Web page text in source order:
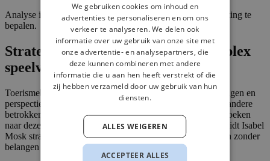
Analyse is daarbij geen eindpunt, maar een middel om richting te
bepalen.
Strategische begeleiding in een complex
speelveld
Toerismebeleid en citymarketing raken uiteenlopende belangen en
perspectieven. Bestuur, beleid, ondernemers, bewoners en andere
betrokken partijen kijken vaak vanuit verschillende invalshoeken
naar dezelfde vraagstukken. Juist in die complexiteit begeleidt Isabel
Mosk strategische processen waarin richting wordt gegeven zonder
belangen te versimpelen.
We gebruiken cookies om inhoud en
advertenties te personaliseren en om ons
verkeer te analyseren. We delen ook
informatie over uw gebruik van onze site met
onze advertentie- en analysepartners, die
deze kunnen combineren met andere
informatie die u aan hen heeft verstrekt of die
zij hebben verzameld door uw gebruik van hun
diensten.
ACCEPTEER ALLES
ALLES WEIGEREN